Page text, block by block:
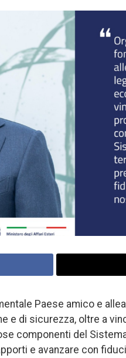
Paese amico e
e di sicurezza, oltre a
componenti del
e avanzare con